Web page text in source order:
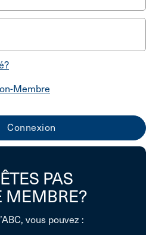
Membre
PAS
MEMBRE?
vous pouvez :